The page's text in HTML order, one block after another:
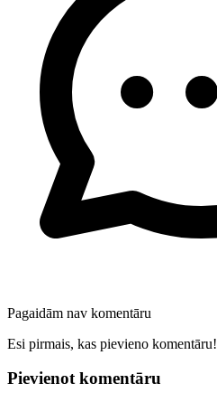
Pagaidām nav komentāru
Esi pirmais, kas pievieno komentāru!
Pievienot komentāru